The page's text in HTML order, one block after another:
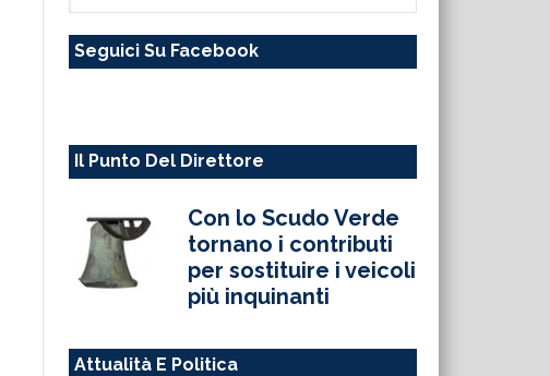
sito
Seguici Su Facebook
Il Punto Del Direttore
Con lo Scudo Verde
tornano i contributi
per sostituire i veicoli
più inquinanti
Attualità E Politica